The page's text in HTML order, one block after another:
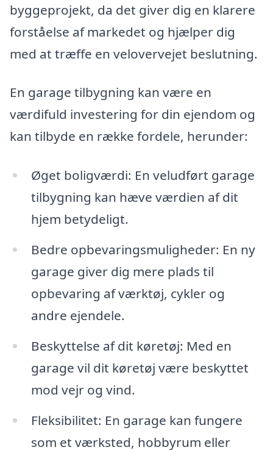
byggeprojekt, da det giver dig en klarere
forståelse af markedet og hjælper dig
med at træffe en velovervejet beslutning.
En garage tilbygning kan være en
værdifuld investering for din ejendom og
kan tilbyde en række fordele, herunder:
Øget boligværdi: En veludført garage
tilbygning kan hæve værdien af dit
hjem betydeligt.
Bedre opbevaringsmuligheder: En ny
garage giver dig mere plads til
opbevaring af værktøj, cykler og
andre ejendele.
Beskyttelse af dit køretøj: Med en
garage vil dit køretøj være beskyttet
mod vejr og vind.
Fleksibilitet: En garage kan fungere
som et værksted, hobbyrum eller